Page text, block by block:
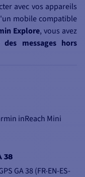
avec vos appareils
mobile compatible
Explore, vous avez
messages hors
un SOS à un
et réactif dans le
inReach Mini
38
GA 38 (FR-EN-ES-